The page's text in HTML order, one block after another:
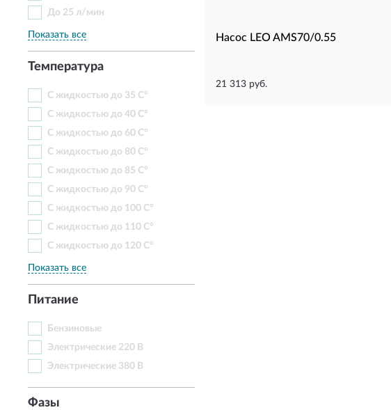
До 25 л/мин
Показать все
Температура
С жидкостью до 35 С°
С жидкостью до 40 С°
С жидкостью до 60 С°
С жидкостью до 80 С°
С жидкостью до 85 С°
С жидкостью до 90 С°
С жидкостью до 100 С°
С жидкостью до 110 С°
С жидкостью до 120 С°
Показать все
Питание
Бензиновые
Электрические 220 В
Электрические 380 В
Фазы
Насос LEO AMS70/0.55
21 313 руб.